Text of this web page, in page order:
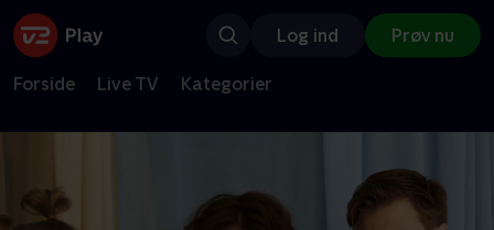
Log ind Prøv nu
Forside Live TV Kategorier